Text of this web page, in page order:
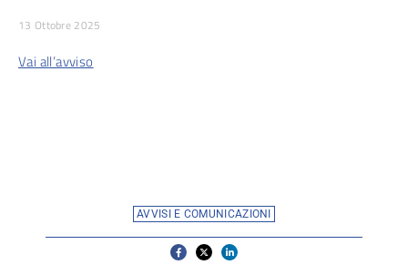
13 Ottobre 2025
Vai all’avviso
AVVISI E COMUNICAZIONI